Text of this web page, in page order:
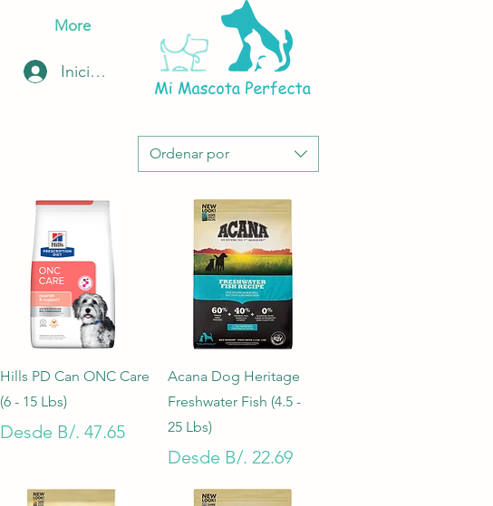
More
Iniciar sesión
Ordenar por
Vista rápida
Hills PD Can ONC Care
(6 - 15 Lbs)
Desde B/. 47.65
Precio de oferta
Vista rápida
Acana Dog Heritage
Freshwater Fish (4.5 -
25 Lbs)
Desde B/. 22.69
Precio de oferta